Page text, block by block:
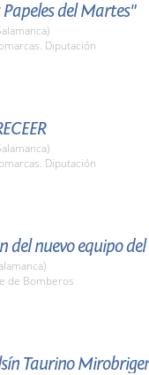
Papeles del Martes"
Diputación
Diputación
del nuevo equipo
de Bomberos
Taurino